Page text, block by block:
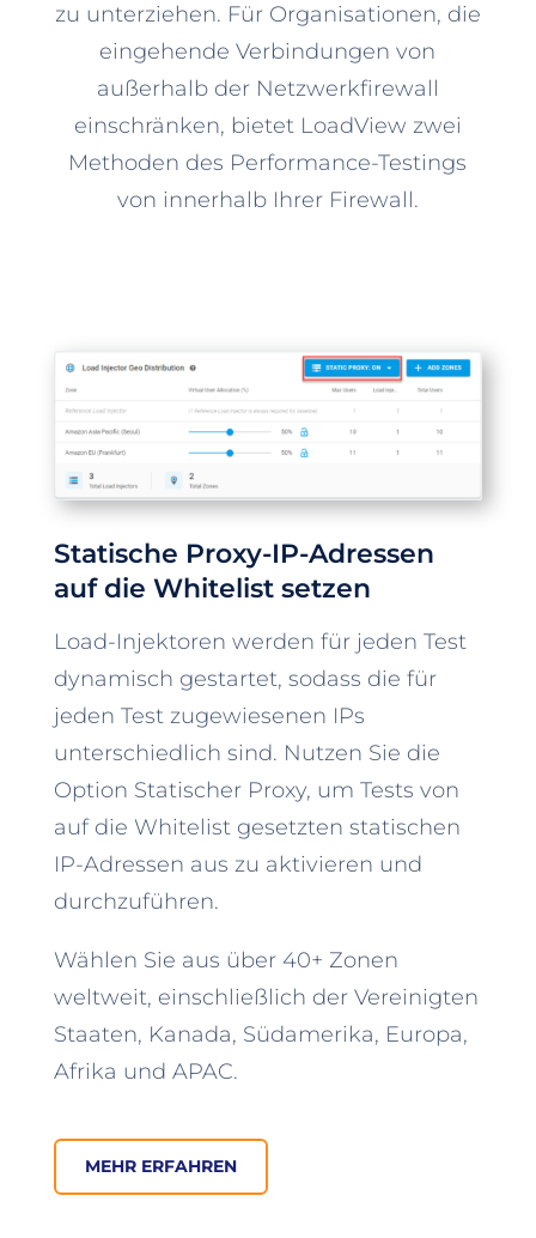
zu unterziehen. Für Organisationen, die
eingehende Verbindungen von
außerhalb der Netzwerkfirewall
einschränken, bietet LoadView zwei
Methoden des Performance-Testings
von innerhalb Ihrer Firewall.
Statische Proxy-IP-Adressen
auf die Whitelist setzen
Load-Injektoren werden für jeden Test
dynamisch gestartet, sodass die für
jeden Test zugewiesenen IPs
unterschiedlich sind. Nutzen Sie die
Option Statischer Proxy, um Tests von
auf die Whitelist gesetzten statischen
IP-Adressen aus zu aktivieren und
durchzuführen.
Wählen Sie aus über 40+ Zonen
weltweit, einschließlich der Vereinigten
Staaten, Kanada, Südamerika, Europa,
Afrika und APAC.
MEHR ERFAHREN